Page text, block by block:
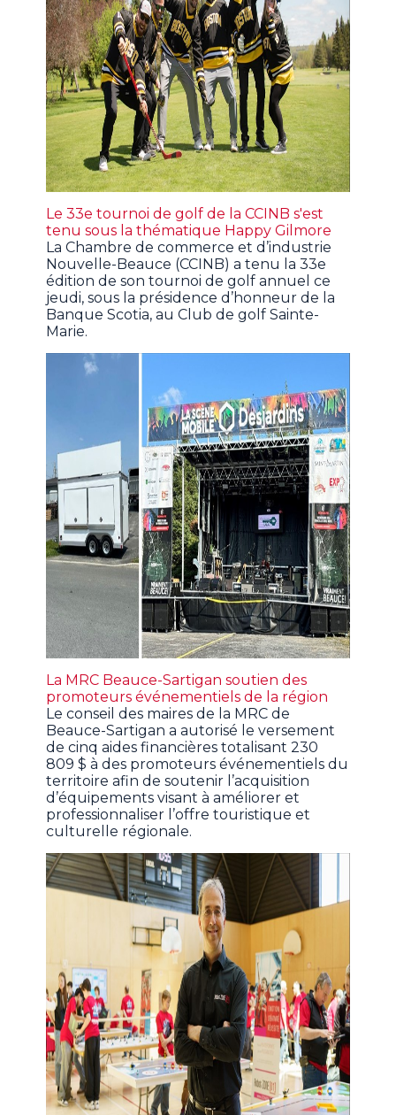
Le 33e tournoi de golf de la CCINB s'est
tenu sous la thématique Happy Gilmore
La Chambre de commerce et d’industrie
Nouvelle-Beauce (CCINB) a tenu la 33e
édition de son tournoi de golf annuel ce
jeudi, sous la présidence d’honneur de la
Banque Scotia, au Club de golf Sainte-
Marie.
La MRC Beauce-Sartigan soutien des
promoteurs événementiels de la région
Le conseil des maires de la MRC de
Beauce-Sartigan a autorisé le versement
de cinq aides financières totalisant 230
809 $ à des promoteurs événementiels du
territoire afin de soutenir l’acquisition
d’équipements visant à améliorer et
professionnaliser l’offre touristique et
culturelle régionale.